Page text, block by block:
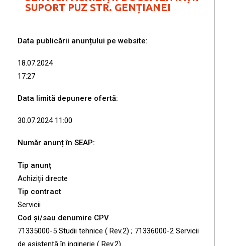
SUPORT PUZ STR. GENȚIANEI
Data publicării anunțului pe website:
18.07.2024
17:27
Data limită depunere ofertă:
30.07.2024 11:00
Număr anunț în SEAP:
Tip anunț
Achiziții directe
Tip contract
Servicii
Cod și/sau denumire CPV
71335000-5 Studii tehnice ( Rev.2) ; 71336000-2 Servicii
de asistență în inginerie ( Rev.2)